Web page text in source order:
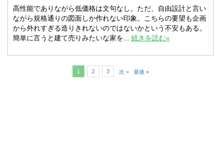
高性能でありながら低価格は文句なし。ただ、自由設計と言い
ながら規格通りの図面しか作れない印象。こちらの要望も企画
から外れすぎる造りきれないのではないかという不安もある。
簡単に言うと建て売りみたいな家を... 続きを読む»
1 2 3 次 > 最後 »